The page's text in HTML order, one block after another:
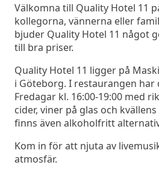
Välkomna till Quality Hotel 11
kollegorna, vännerna eller
bjuder Quality Hotel 11 något
till bra priser.
Quality Hotel 11 ligger på
i Göteborg. I restaurangen
Fredagar kl. 16:00-19:00 med
cider, viner på glas och
finns även alkoholfritt
Kom in för att njuta av
atmosfär.